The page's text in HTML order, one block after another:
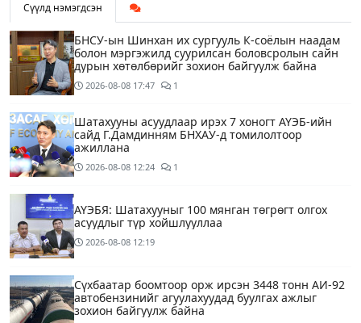
Сүүлд нэмэгдсэн
БНСУ-ын Шинхан их сургууль К-соёлын наадам
болон мэргэжилд суурилсан боловсролын сайн
дурын хөтөлбөрийг зохион байгуулж байна
2026-08-08 17:47 1
Шатахууны асуудлаар ирэх 7 хоногт АҮЭБ-ийн
сайд Г.Дамдинням БНХАУ-д томилолтоор
ажиллана
2026-08-08 12:24 1
АҮЭБЯ: Шатахууныг 100 мянган төгрөгт олгох
асуудлыг түр хойшлууллаа
2026-08-08 12:19
Сүхбаатар боомтоор орж ирсэн 3448 тонн АИ-92
автобензинийг агуулахуудад буулгах ажлыг
зохион байгуулж байна